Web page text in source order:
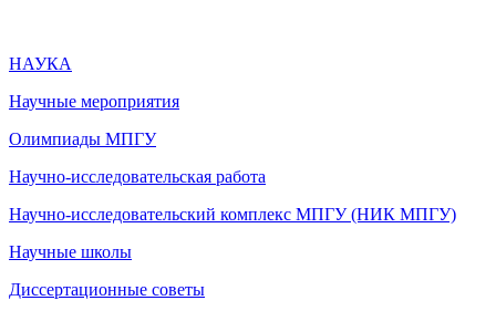
НАУКА
Научные мероприятия
Олимпиады МПГУ
Научно-исследовательская работа
Научно-исследовательский комплекс МПГУ (НИК МПГУ)
Научные школы
Диссертационные советы